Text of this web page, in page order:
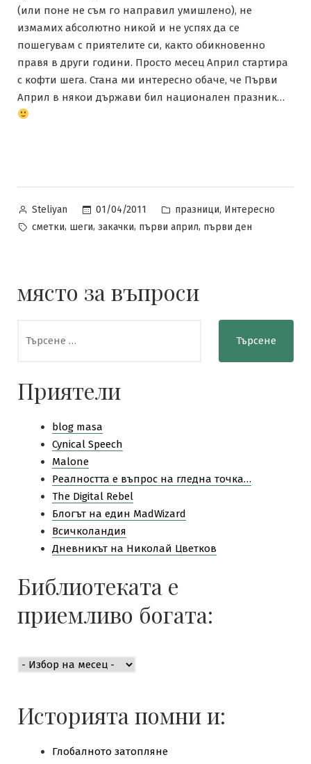
(или поне не съм го направил умишлено), не
измамих абсолютно никой и не успях да се
пошегувам с приятелите си, както обикновенно
правя в други години. Просто месец Април стартира
с кофти шега. Стана ми интересно обаче, че Първи
Април в някои държави бил национален празник…
Posted
by
Steliyan 01/04/2011
Posted
in
празници, Интересно
Tags:
сметки, шеги, закачки, първи април, първи ден
място за въпроси
за:
Приятели
blog masa
Cynical Speech
Malone
Pеалността е въпрос на гледна точка…
The Digital Rebel
Блогът на един MadWizard
Всичколандия
Дневникът на Николай Цветков
Библиотеката е
приемливо богата:
Историята помни и:
Глобалното затопляне